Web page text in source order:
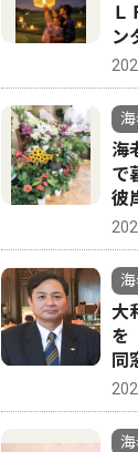
4
Ｌ
ン
海
で
彼
大
を
同